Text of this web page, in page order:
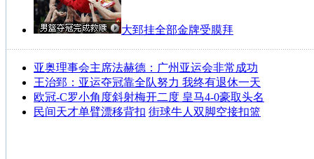
大郅挂全部金牌受膜拜
亚奥理事会主席法赫德：广州亚运会非常成功
王治郅：亚运夺冠靠全队努力 我终有退休一天
欧冠-C罗小角度斜射梅开二度 皇马4-0豪取头名
民间天才单臂漂移背扣 街球牛人双脚空接扣篮